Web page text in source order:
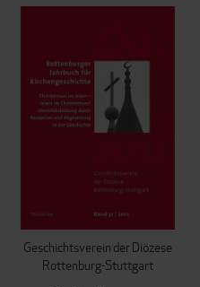
Geschichtsverein der Diözese
Rottenburg-Stuttgart